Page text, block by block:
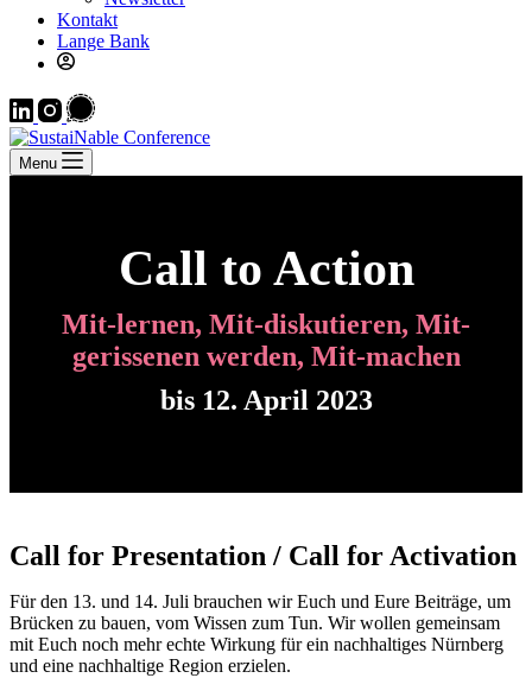
Kontakt
Lange Bank
Menu
Call to Action
Mit-lernen, Mit-diskutieren, Mit-
gerissenen werden, Mit-machen
bis 12. April 2023
Call for Presentation / Call for Activation
Für den 13. und 14. Juli brau­chen wir Euch und Eure Bei­träge, um
Brü­cken zu bauen, vom Wis­sen zum Tun. Wir wol­len ge­mein­sam
mit Euch noch mehr echte Wir­kung für ein nach­hal­ti­ges Nürn­berg
und eine nach­hal­tige Re­gion er­zie­len.